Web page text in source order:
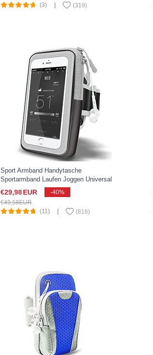
(3)
(319)
Sport Armband Handytasche
Sportarmband Laufen Joggen Universal
A02 für Google Pixel 3 XL Schwarz
€29,98EUR
-40%
€49,58EUR
(11)
(816)